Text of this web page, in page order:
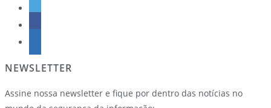
NEWSLETTER
Assine nossa newsletter e fique por dentro das notícias no